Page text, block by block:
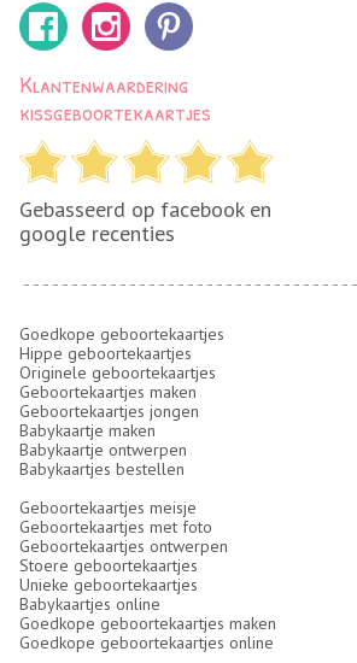
Klantenwaardering
kissgeboortekaartjes
Gebasseerd op facebook en
google recenties
Goedkope geboortekaartjes
Hippe geboortekaartjes
Originele geboortekaartjes
Geboortekaartjes maken
Geboortekaartjes jongen
Babykaartje maken
Babykaartje ontwerpen
Babykaartjes bestellen
Geboortekaartjes meisje
Geboortekaartjes met foto
Geboortekaartjes ontwerpen
Stoere geboortekaartjes
Unieke geboortekaartjes
Babykaartjes online
Goedkope geboortekaartjes maken
Goedkope geboortekaartjes online